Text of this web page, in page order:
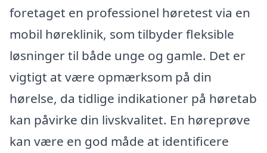
foretaget en professionel høretest via en
mobil høreklinik, som tilbyder fleksible
løsninger til både unge og gamle. Det er
vigtigt at være opmærksom på din
hørelse, da tidlige indikationer på høretab
kan påvirke din livskvalitet. En høreprøve
kan være en god måde at identificere